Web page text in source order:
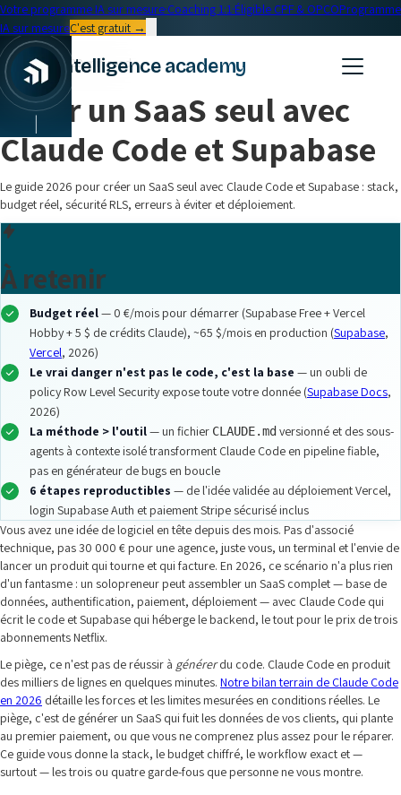
|
Votre programme IA sur mesure·Coaching 1:1·Éligible CPF & OPCOProgramme
IA sur mesureC'est gratuit →
intelligence academy
← Blog
Formation IA• 20 min read
Créer un SaaS seul avec
Claude Code et Supabase
Le guide 2026 pour créer un SaaS seul avec Claude Code et Supabase : stack,
budget réel, sécurité RLS, erreurs à éviter et déploiement.
À retenir
Budget réel— 0 €/mois pour démarrer (Supabase Free + Vercel
Hobby + 5 $ de crédits Claude), ~65 $/mois en production (Supabase,
Vercel, 2026)
Le vrai danger n'est pas le code, c'est la base — un oubli de
policy Row Level Security expose toute votre donnée (Supabase Docs,
2026)
La méthode > l'outil— un fichier CLAUDE.md versionné et des sous-
agents à contexte isolé transforment Claude Code en pipeline fiable,
pas en générateur de bugs en boucle
6 étapes reproductibles — de l'idée validée au déploiement Vercel,
login Supabase Auth et paiement Stripe sécurisé inclus
Vous avez une idée de logiciel en tête depuis des mois. Pas d'associé
technique, pas 30 000 € pour une agence, juste vous, un terminal et l'envie de
lancer un produit qui tourne et qui facture. En 2026, ce scénario n'a plus rien
d'un fantasme : un solopreneur peut assembler un SaaS complet — base de
données, authentification, paiement, déploiement — avec Claude Code qui
écrit le code et Supabase qui héberge le backend, le tout pour le prix de trois
abonnements Netflix.
Le piège, ce n'est pas de réussir à générerdu code. Claude Code en produit
des milliers de lignes en quelques minutes. Notre bilan terrain de Claude Code
en 2026 détaille les forces et les limites mesurées en conditions réelles. Le
piège, c'est de générer un SaaS qui fuit les données de vos clients, qui plante
au premier paiement, ou que vous ne comprenez plus assez pour le réparer.
Ce guide vous donne la stack, le budget chiffré, le workflow exact et —
surtout — les trois ou quatre garde-fous que personne ne vous montre.